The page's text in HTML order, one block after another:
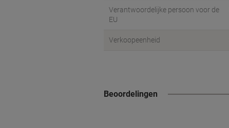
Verantwoordelijke persoon voor de
EU
Verkoopeenheid
Beoordelingen